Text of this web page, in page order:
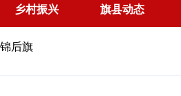
乡村振兴 旗县动态
后旗